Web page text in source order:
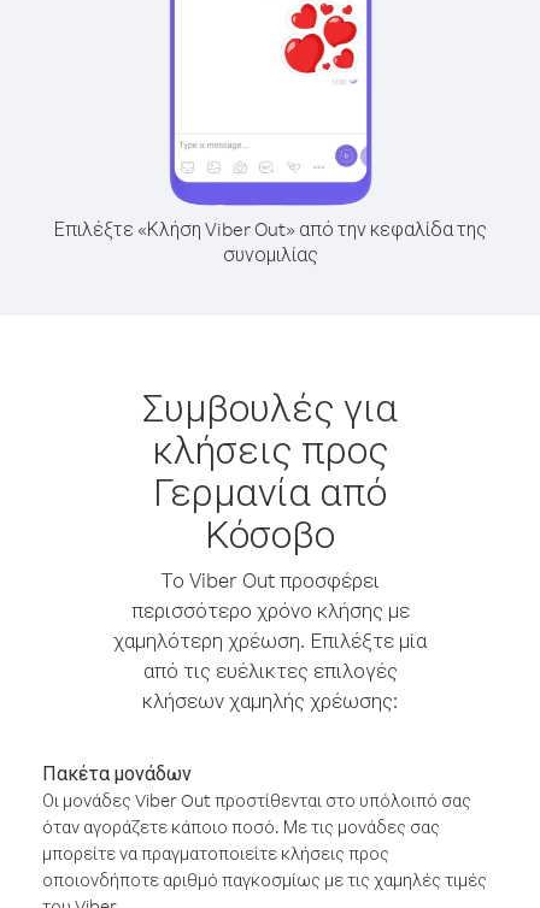
Επιλέξτε «Κλήση Viber Out» από την κεφαλίδα της
συνομιλίας
Συμβουλές για
κλήσεις προς
Γερμανία από
Κόσοβο
Το Viber Out προσφέρει
περισσότερο χρόνο κλήσης με
χαμηλότερη χρέωση. Επιλέξτε μία
από τις ευέλικτες επιλογές
κλήσεων χαμηλής χρέωσης:
Πακέτα μονάδων
Οι μονάδες Viber Out προστίθενται στο υπόλοιπό σας
όταν αγοράζετε κάποιο ποσό. Με τις μονάδες σας
μπορείτε να πραγματοποιείτε κλήσεις προς
οποιονδήποτε αριθμό παγκοσμίως με τις χαμηλές τιμές